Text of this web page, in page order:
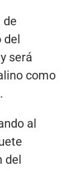
de
del
será
como
al
del